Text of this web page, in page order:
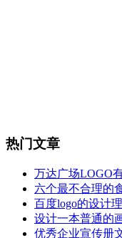
热门文章
万达广场LOGO
六个最不合理的
百度logo的设计
设计一本普通的
优秀企业宣传册